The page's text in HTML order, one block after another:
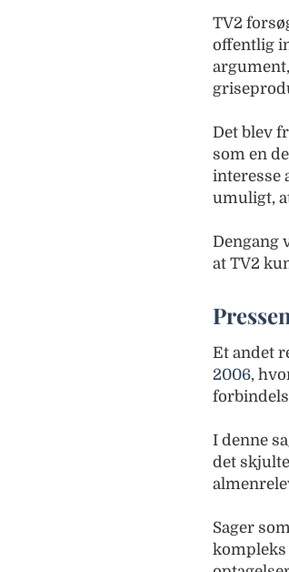
TV2
offentlig
Det blev
som en
interesse
umuligt,
Dengang
at TV2
Et andet
2006,
I denne
det
Sager
kompleks